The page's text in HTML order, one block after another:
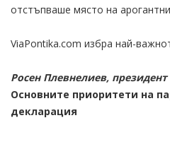
отстъпваше място на
ViaPontika.com избра най-
Росен Плевнелиев,
Основните приоритети на
декларация